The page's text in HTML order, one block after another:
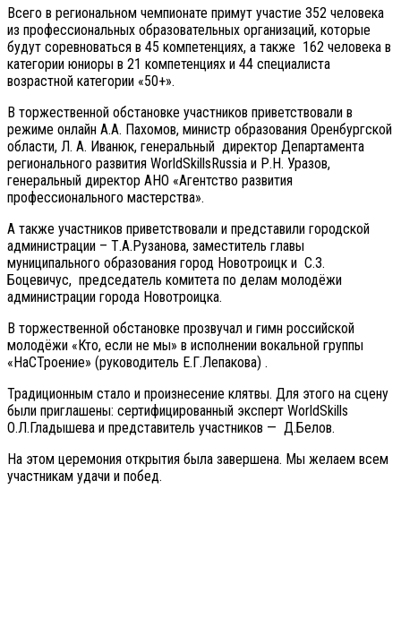
Всего в региональном чемпионате примут участие 352 человека
из профессиональных образовательных организаций, которые
будут соревноваться в 45 компетенциях, а также 162 человека в
категории юниоры в 21 компетенциях и 44 специалиста
возрастной категории «50+».
В торжественной обстановке участников приветствовали в
режиме онлайн А.А. Пахомов, министр образования Оренбургской
области, Л. А. Иванюк, генеральный директор Департамента
регионального развития WorldSkillsRussia и Р.Н. Уразов,
генеральный директор АНО «Агентство развития
профессионального мастерства».
А также участников приветствовали и представили городской
администрации – Т.А.Рузанова, заместитель главы
муниципального образования город Новотроицк и С.З.
Боцевичус, председатель комитета по делам молодёжи
администрации города Новотроицка.
В торжественной обстановке прозвучал и гимн российской
молодёжи «Кто, если не мы» в исполнении вокальной группы
«НаСТроение» (руководитель Е.Г.Лепакова) .
Традиционным стало и произнесение клятвы. Для этого на сцену
были приглашены: сертифицированный эксперт WorldSkills
О.Л.Гладышева и представитель участников — Д.Белов.
На этом церемония открытия была завершена. Мы желаем всем
участникам удачи и побед.